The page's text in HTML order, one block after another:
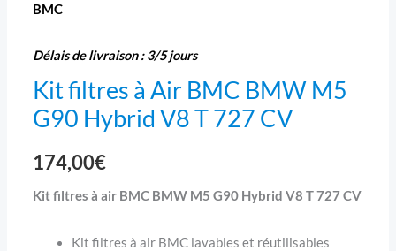
BMC
Délais de livraison : 3/5 jours
Kit filtres à Air BMC BMW M5
G90 Hybrid V8 T 727 CV
174,00€
Kit filtres à air BMC BMW M5 G90 Hybrid V8 T 727 CV
Kit filtres à air BMC lavables et réutilisables
CV